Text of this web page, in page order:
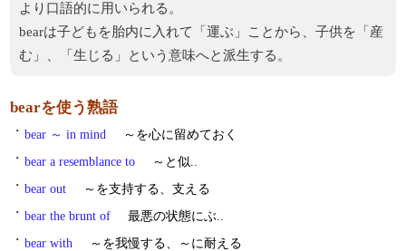
より口語的に用いられる。
bearは子どもを胎内に入れて「運ぶ」ことから、子供を「産
む」、「生じる」という意味へと派生する。
bearを使う熟語
・ bear ～ in mind
～を心に留めておく
・ bear a resemblance to
～と似..
・ bear out
～を支持する、支える
・ bear the brunt of
最悪の状態にぶ..
・ bear with
～を我慢する、～に耐える